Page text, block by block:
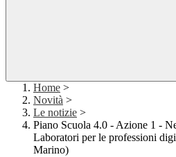
Home >
Novità >
Le notizie >
Piano Scuola 4.0 - Azione 1 -
Laboratori per le professioni
Marino)